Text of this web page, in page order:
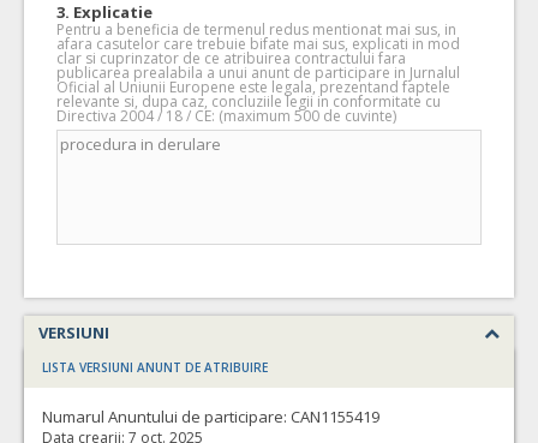
3. Explicatie
Pentru a beneficia de termenul redus mentionat mai sus, in
afara casutelor care trebuie bifate mai sus, explicati in mod
clar si cuprinzator de ce atribuirea contractului fara
publicarea prealabila a unui anunt de participare in Jurnalul
Oficial al Uniunii Europene este legala, prezentand faptele
relevante si, dupa caz, concluziile legii in conformitate cu
Directiva 2004 / 18 / CE: (maximum 500 de cuvinte)
VERSIUNI
LISTA VERSIUNI ANUNT DE ATRIBUIRE
Numarul Anuntului de participare: CAN1155419
Data crearii: 7 oct. 2025